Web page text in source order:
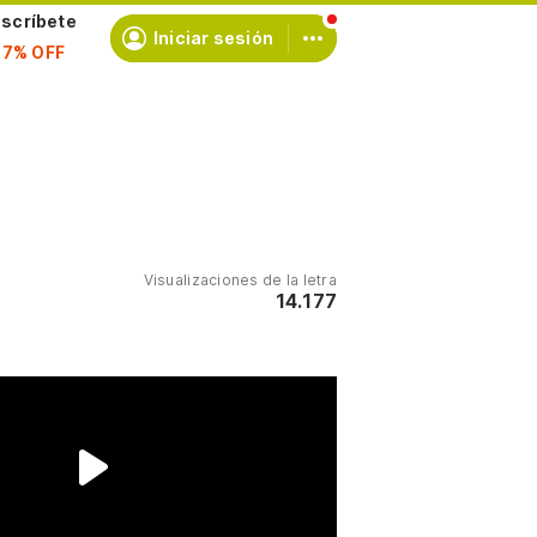
Iniciar sesión
Visualizaciones de la letra
14.177